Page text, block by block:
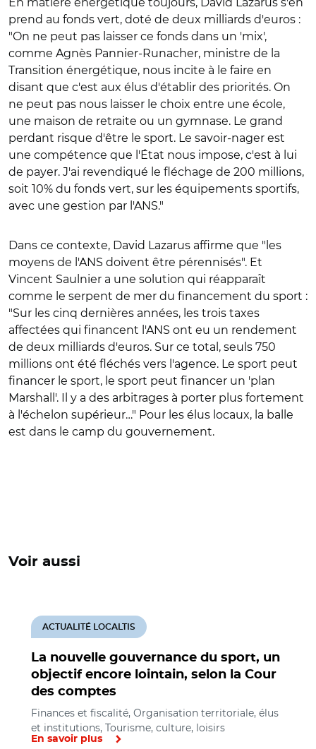
prend au fonds vert, doté de deux milliards d'euros :
"On ne peut pas laisser ce fonds dans un 'mix',
comme Agnès Pannier-Runacher, ministre de la
Transition énergétique, nous incite à le faire en
disant que c'est aux élus d'établir des priorités. On
ne peut pas nous laisser le choix entre une école,
une maison de retraite ou un gymnase. Le grand
perdant risque d'être le sport. Le savoir-nager est
une compétence que l'État nous impose, c'est à lui
de payer. J'ai revendiqué le fléchage de 200 millions,
soit 10% du fonds vert, sur les équipements sportifs,
avec une gestion par l'ANS."
Dans ce contexte, David Lazarus affirme que "les
moyens de l'ANS doivent être pérennisés". Et
Vincent Saulnier a une solution qui réapparaît
comme le serpent de mer du financement du sport :
"Sur les cinq dernières années, les trois taxes
affectées qui financent l'ANS ont eu un rendement
de deux milliards d'euros. Sur ce total, seuls 750
millions ont été fléchés vers l'agence. Le sport peut
financer le sport, le sport peut financer un 'plan
Marshall'. Il y a des arbitrages à porter plus fortement
à l'échelon supérieur…" Pour les élus locaux, la balle
est dans le camp du gouvernement.
Voir aussi
La nouvelle gouvernance du sport, un
objectif encore lointain, selon la Cour
des comptes
ACTUALITÉ LOCALTIS
Finances et fiscalité, Organisation territoriale, élus
et institutions, Tourisme, culture, loisirs
En savoir plus